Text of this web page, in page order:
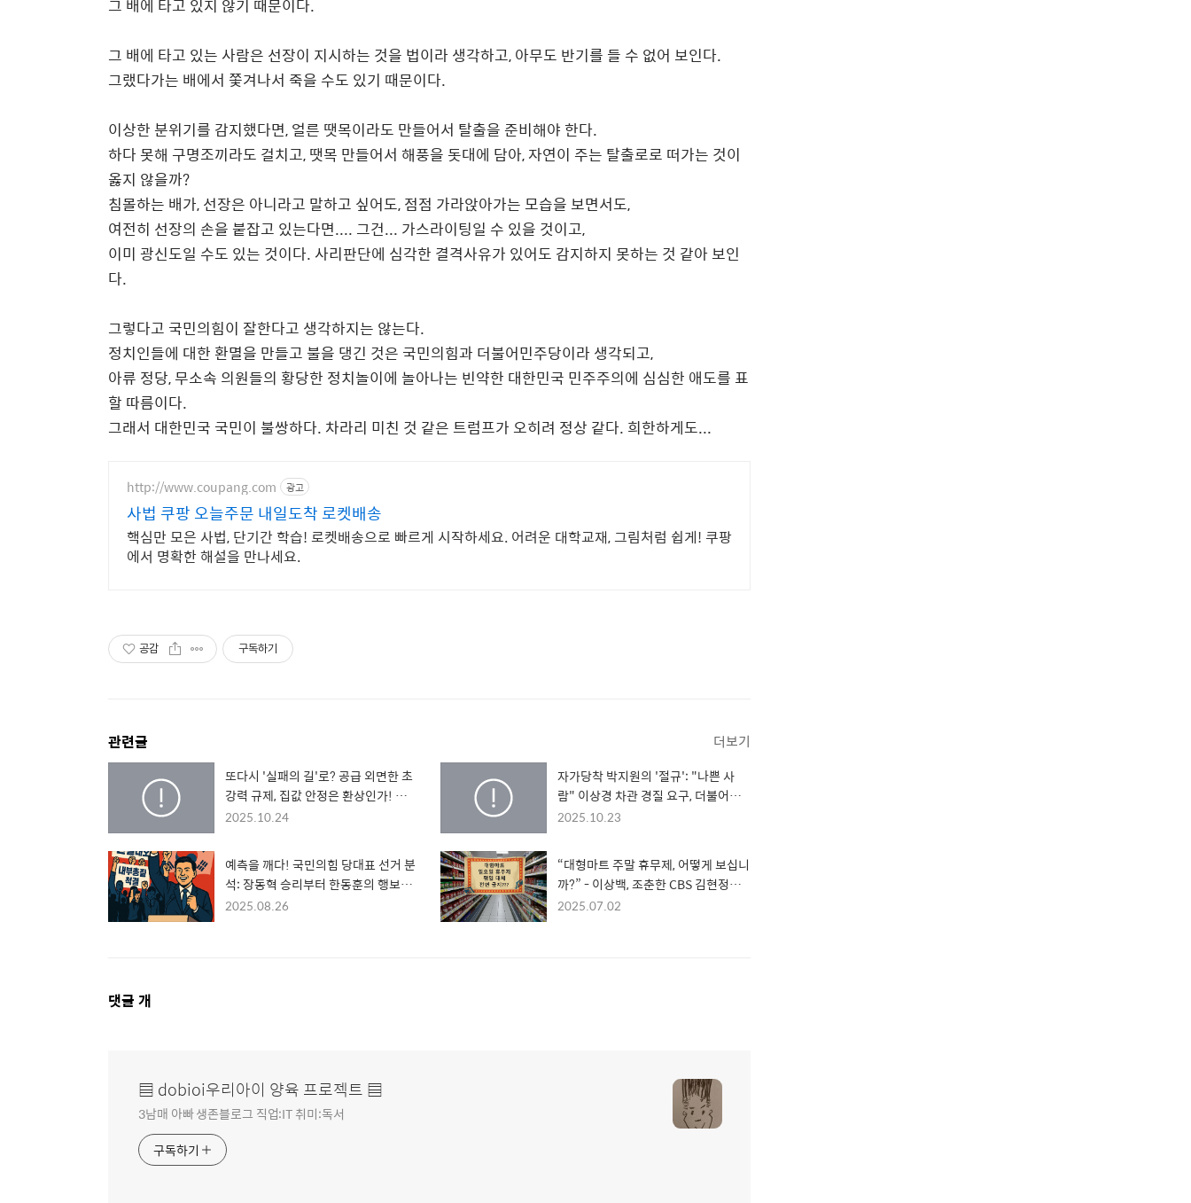
그 배에 타고 있지 않기 때문이다.
그 배에 타고 있는 사람은 선장이 지시하는 것을 법이라 생각하고, 아무도 반기를 들 수 없어 보인다.
그랬다가는 배에서 쫓겨나서 죽을 수도 있기 때문이다.
이상한 분위기를 감지했다면, 얼른 땟목이라도 만들어서 탈출을 준비해야 한다.
하다 못해 구명조끼라도 걸치고, 땟목 만들어서 해풍을 돗대에 담아, 자연이 주는 탈출로로 떠가는 것이
옳지 않을까?
침몰하는 배가, 선장은 아니라고 말하고 싶어도, 점점 가라앉아가는 모습을 보면서도,
여전히 선장의 손을 붙잡고 있는다면.... 그건... 가스라이팅일 수 있을 것이고,
이미 광신도일 수도 있는 것이다. 사리판단에 심각한 결격사유가 있어도 감지하지 못하는 것 같아 보인
다.
그렇다고 국민의힘이 잘한다고 생각하지는 않는다.
정치인들에 대한 환멸을 만들고 불을 댕긴 것은 국민의힘과 더불어민주당이라 생각되고,
아류 정당, 무소속 의원들의 황당한 정치놀이에 놀아나는 빈약한 대한민국 민주주의에 심심한 애도를 표
할 따름이다.
그래서 대한민국 국민이 불쌍하다. 차라리 미친 것 같은 트럼프가 오히려 정상 같다. 희한하게도...
http://www.coupang.com 광고
사법 쿠팡 오늘주문 내일도착 로켓배송
핵심만 모은 사법, 단기간 학습! 로켓배송으로 빠르게 시작하세요. 어려운 대학교재, 그림처럼 쉽게! 쿠팡
에서 명확한 해설을 만나세요.
공감 구독하기
관련글 더보기
또다시 '실패의 길'로? 공급 외면한 초
강력 규제, 집값 안정은 환상인가! 공급
대신 규제만, '문재인 실패' 따라가는
2025.10.24
자가당착 박지원의 '절규': "나쁜 사
람" 이상경 차관 경질 요구, 더불어민
주당의 '내로남불'과 정부 비판의 모순
2025.10.23
예측을 깨다! 국민의힘 당대표 선거 분
석: 장동혁 승리부터 한동훈의 행보까
지, 예측 불허의 드라마 CBS 김현정의
2025.08.26
“대형마트 주말 휴무제, 어떻게 보십니
까?” - 이상백, 조춘한 CBS 김현정의
뉴스쇼 표준FM월-금 07:10-09:00
2025.07.02
댓
댓글 개
▤ dobioi우리아이 양육 프로젝트 ▤
3남매 아빠 생존블로그 직업:IT 취미:독서
구독하기